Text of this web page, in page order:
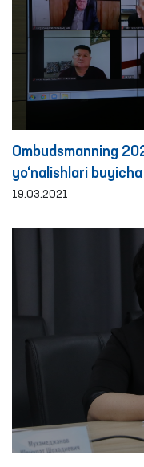
Ombudsmanning
yo‘nalishlari buyicha
19.03.2021